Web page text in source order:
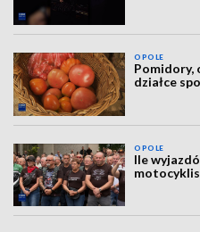
OPOLE
Pomidory,
działce
OPOLE
Ile